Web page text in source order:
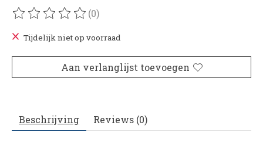
De beoordeling van dit product is
(0)
Tijdelijk niet op voorraad
Aan verlanglijst toevoegen
Beschrijving Reviews (0)